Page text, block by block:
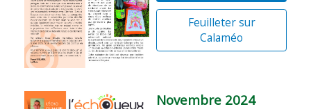
Feuilleter sur
Calaméo
Novembre 2024